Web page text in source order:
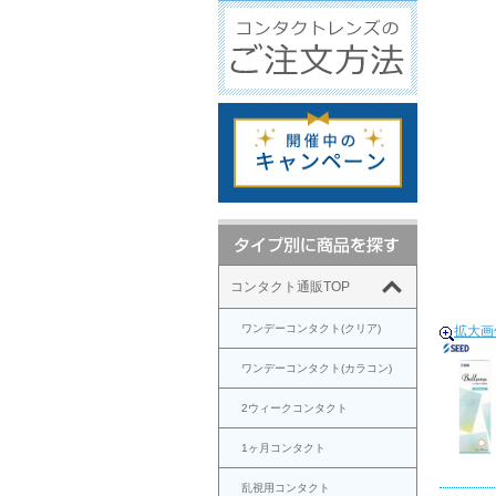
コンタクト通販TOP
ワンデーコンタクト(クリア)
ワンデーコンタクト(カラコン)
2ウィークコンタクト
1ヶ月コンタクト
乱視用コンタクト
拡大